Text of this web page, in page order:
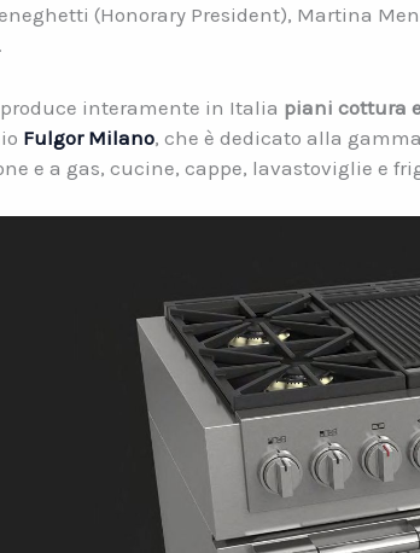
(Honorary President), Martina
produce interamente in Italia piani cottura
Fulgor Milano, che è dedicato alla
e a gas, cucine, cappe, lavastoviglie e